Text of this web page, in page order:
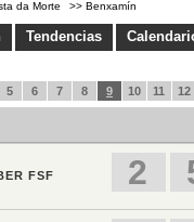
da Morte >> Benxamín
Tendencias